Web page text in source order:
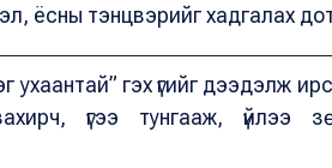
ёсны тэнцвэрийг хадгалах
ухаантай” гэх үгийг дээдэлж
үгээ тунгааж, үйлээ